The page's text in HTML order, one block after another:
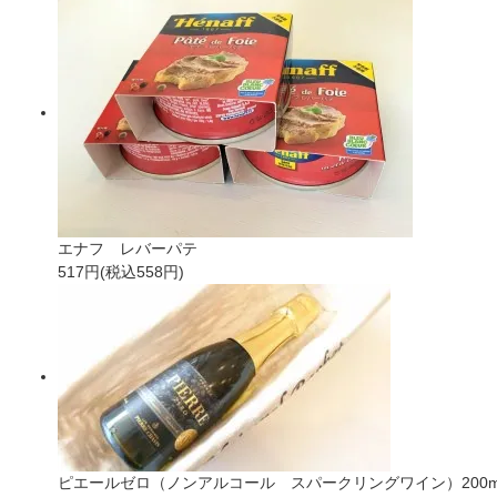
エナフ レバーパテ
517円(税込558円)
ピエールゼロ（ノンアルコール スパークリングワイン）